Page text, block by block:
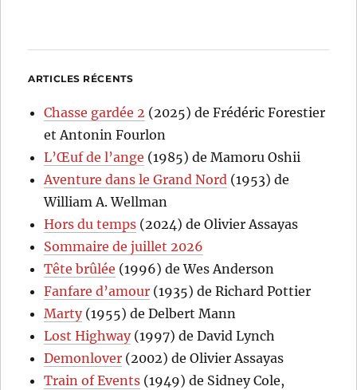
ARTICLES RÉCENTS
Chasse gardée 2 (2025) de Frédéric Forestier
et Antonin Fourlon
L’Œuf de l’ange (1985) de Mamoru Oshii
Aventure dans le Grand Nord (1953) de
William A. Wellman
Hors du temps (2024) de Olivier Assayas
Sommaire de juillet 2026
Tête brûlée (1996) de Wes Anderson
Fanfare d’amour (1935) de Richard Pottier
Marty(1955) de Delbert Mann
Lost Highway(1997) de David Lynch
Demonlover (2002) de Olivier Assayas
Train of Events (1949) de Sidney Cole,